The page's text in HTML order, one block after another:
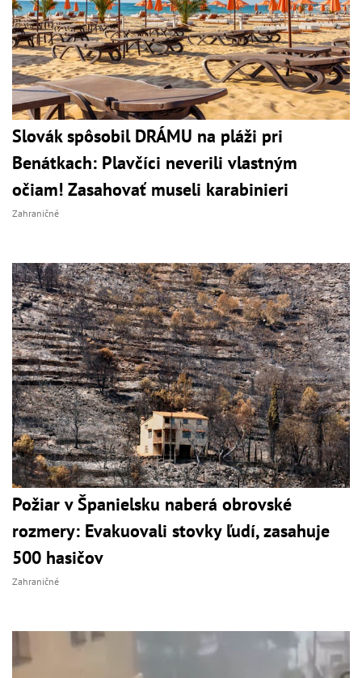
Slovák spôsobil DRÁMU na pláži pri
Benátkach: Plavčíci neverili vlastným
očiam! Zasahovať museli karabinieri
Zahraničné
Požiar v Španielsku naberá obrovské
rozmery: Evakuovali stovky ľudí, zasahuje
500 hasičov
Zahraničné